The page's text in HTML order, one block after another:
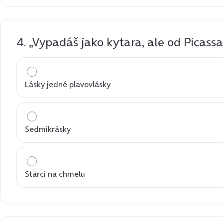
4. „Vypadáš jako kytara, ale od
Lásky jedné plavovlásky
Sedmikrásky
Starci na chmelu